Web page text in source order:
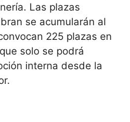
Las plazas
se acumularán al
225 plazas en
solo se podrá
interna desde la